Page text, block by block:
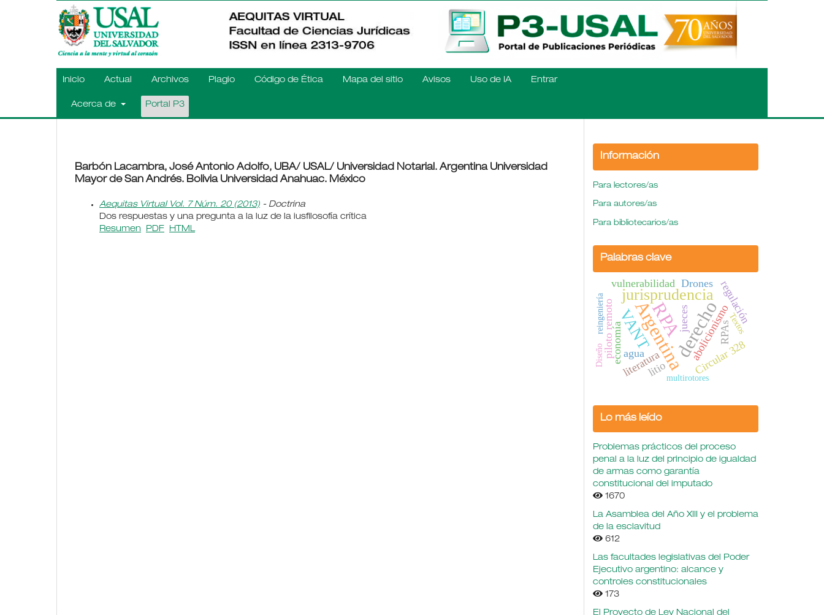
Inicio Actual Archivos Plagio Código de Ética Mapa del sitio Avisos Uso de IA Entrar
Acerca de Portal P3
Barbón Lacambra, José Antonio Adolfo, UBA/ USAL/ Universidad Notarial. Argentina Universidad
Mayor de San Andrés. Bolivia Universidad Anahuac. México
Aequitas Virtual Vol. 7 Núm. 20 (2013) - Doctrina
Dos respuestas y una pregunta a la luz de la iusfilosofía crítica
Resumen
PDF HTML
Información
Para lectores/as
Para autores/as
Para bibliotecarios/as
Palabras clave
RPA
Argentinaderecho
VANT
jurisprudencia
literatura
abolicionismo
jueces
Drones
economía RPAs
regulación
Circular 328
piloto remoto agua
vulnerabilidad
litio
reingeniería
Diseño
multirotores
Textos
Lo más leído
Problemas prácticos del proceso
penal a la luz del principio de igualdad
de armas como garantía
constitucional del imputado
1670
La Asamblea del Año XIII y el problema
de la esclavitud
612
Las facultades legislativas del Poder
Ejecutivo argentino: alcance y
controles constitucionales
173